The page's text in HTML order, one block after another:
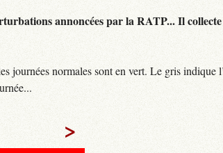
annoncées par la RATP... Il collecte
journées normales sont en vert. Le gris indique
>